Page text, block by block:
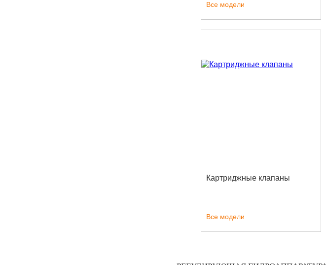
Все модели
Картриджные клапаны
Все модели